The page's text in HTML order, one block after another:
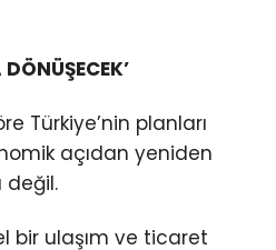
Türkiye’nin planları
açıdan yeniden
değil.
bir ulaşım ve ticaret